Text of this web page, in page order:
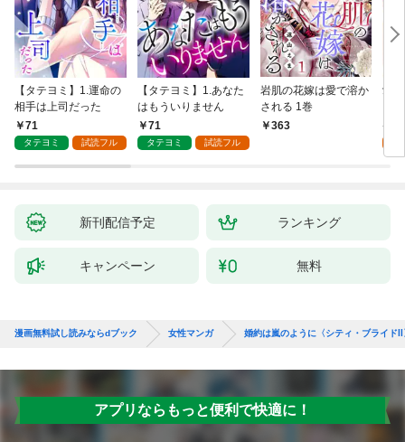
【タテヨミ】1.運命の
相手は上司だった
71
タテヨミ 試読フル
【タテヨミ】1.あなた
はもういりません
71
タテヨミ 試読フル
岩肌の花嫁は愛で溶か
される 1巻
363
愛
新刊配信予定 ランキング
キャンペーン 無料
漫画無料試し読みならdブック 女性マンガ 婚約は嵐のように〈シティ・ブライド
アプリならもっと便利で快適に！